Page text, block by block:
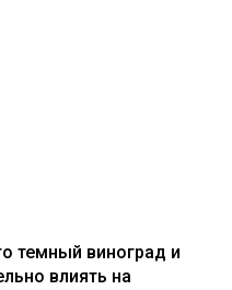
темный виноград и
влиять на